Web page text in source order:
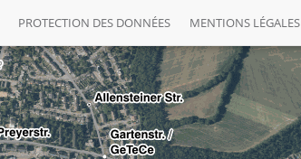
PROTECTION DES DONNÉES MENTIONS LÉGALES